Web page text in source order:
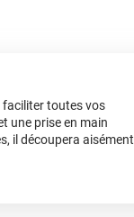
faciliter toutes vos
une prise en main
il découpera aisément